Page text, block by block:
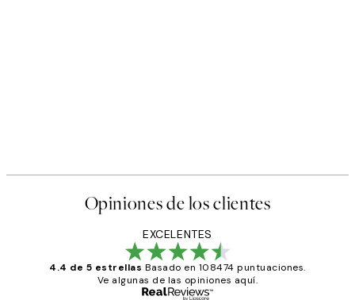
Opiniones de los clientes
EXCELENTES
4.4 de 5 estrellas Basado en 108474 puntuaciones.
Ve algunas de las opiniones aquí.